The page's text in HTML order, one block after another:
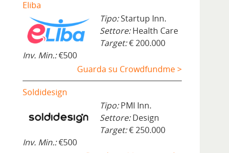
Eliba
Tipo:Startup Inn.
Settore:Health Care
Target:€ 200.000
Inv. Min.:€500
Guarda su Crowdfundme >
Soldidesign
Tipo:PMI Inn.
Settore:Design
Target:€ 250.000
Inv. Min.:€500